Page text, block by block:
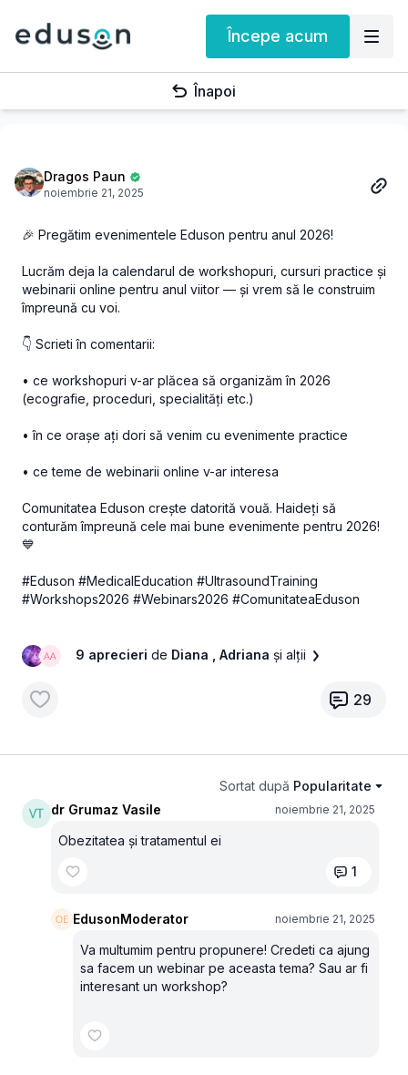
Începe acum
Înapoi
Dragos Paun
noiembrie 21, 2025
🎉 Pregătim evenimentele Eduson pentru anul 2026!
Lucrăm deja la calendarul de workshopuri, cursuri practice și
webinarii online pentru anul viitor — și vrem să le construim
împreună cu voi.
👇 Scrieti în comentarii:
• ce workshopuri v-ar plăcea să organizăm în 2026
(ecografie, proceduri, specialități etc.)
• în ce orașe ați dori să venim cu evenimente practice
• ce teme de webinarii online v-ar interesa
Comunitatea Eduson crește datorită vouă. Haideți să
conturăm împreună cele mai bune evenimente pentru 2026!
💙
#Eduson #MedicalEducation #UltrasoundTraining
#Workshops2026 #Webinars2026 #ComunitateaEduson
9 aprecieri de Diana , Adriana și alții
29
Sortat după Popularitate
dr Grumaz Vasile
noiembrie 21, 2025
Obezitatea și tratamentul ei
1
EdusonModerator noiembrie 21, 2025
Va multumim pentru propunere! Credeti ca ajung
sa facem un webinar pe aceasta tema? Sau ar fi
interesant un workshop?